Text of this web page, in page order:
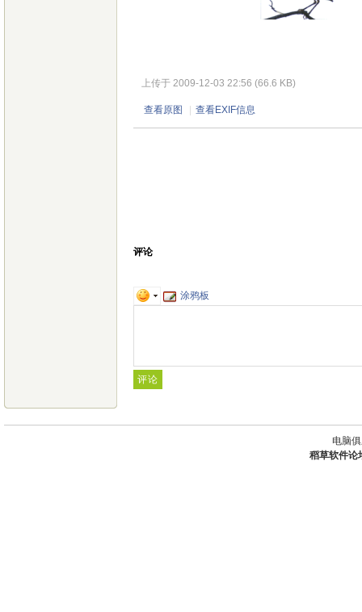
上传于 2009-12-03 22:56 (66.6 KB)
查看原图 查看EXIF信息
评论
涂鸦板
电脑
稻草软件论